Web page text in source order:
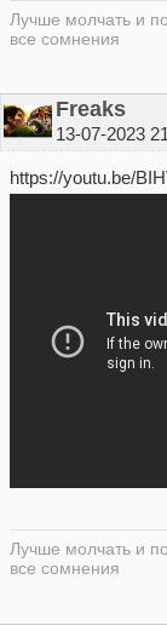
Лучше молчать и
все сомнения
Freaks
13-07-2023
https://youtu.be/
Лучше молчать и
все сомнения